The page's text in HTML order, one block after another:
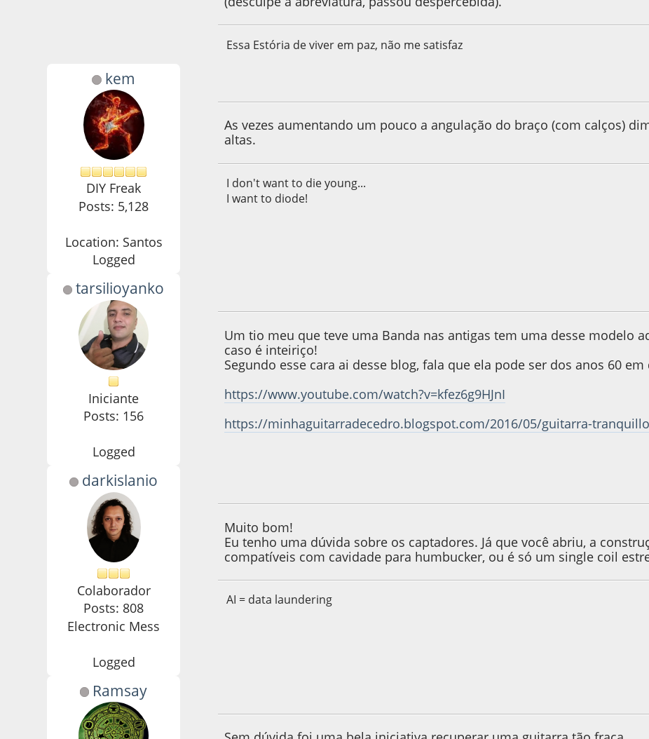
Essa Estória de viver em paz, não me satisfaz
kem
DIY Freak
Posts: 5,128
Location: Santos
Logged
As vezes aumentando um pouco a angulação do braço (com calços)
altas.
I don't want to die young...
I want to diode!
tarsilioyanko
Iniciante
Posts: 156
Logged
Um tio meu que teve uma Banda nas antigas tem uma desse modelo
caso é inteiriço!
Segundo esse cara ai desse blog, fala que ela pode ser dos anos 60 em
https://www.youtube.com/watch?v=kfez6g9HJnI
https://minhaguitarradecedro.blogspot.com/2016/05/guitarra-
darkislanio
Colaborador
Posts: 808
Electronic Mess
Logged
Muito bom!
Eu tenho uma dúvida sobre os captadores. Já que você abriu, a
compatíveis com cavidade para humbucker, ou é só um single coil
AI = data laundering
Ramsay